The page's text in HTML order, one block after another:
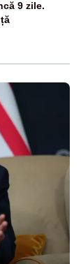
9 zile.